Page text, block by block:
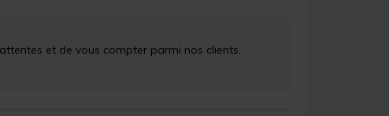
et de vous compter parmi nos clients.